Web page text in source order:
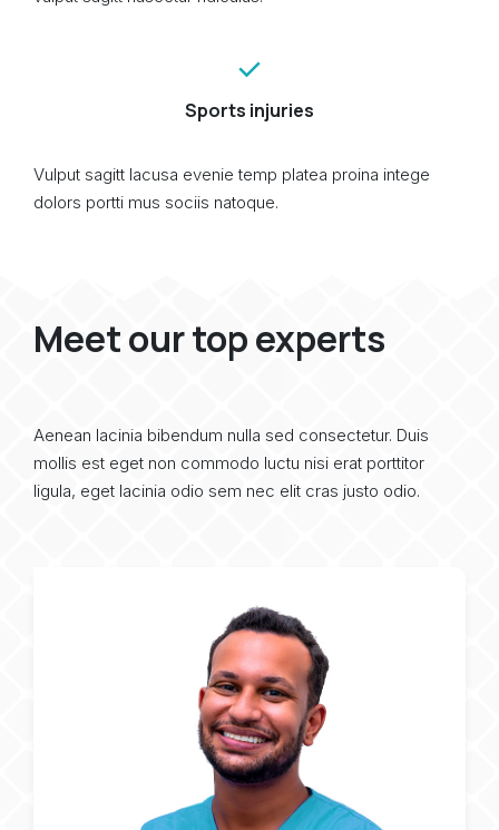
Sports injuries
Vulput sagitt lacusa evenie temp platea proina intege
dolors portti mus sociis natoque.
Meet our top experts
Aenean lacinia bibendum nulla sed consectetur. Duis
mollis est eget non commodo luctu nisi erat porttitor
ligula, eget lacinia odio sem nec elit cras justo odio.